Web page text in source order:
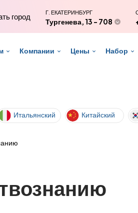
город Г. ЕКАТЕРИНБУРГ
Тургенева, 13 - 708
Компании Цены Набор
Итальянский Китайский